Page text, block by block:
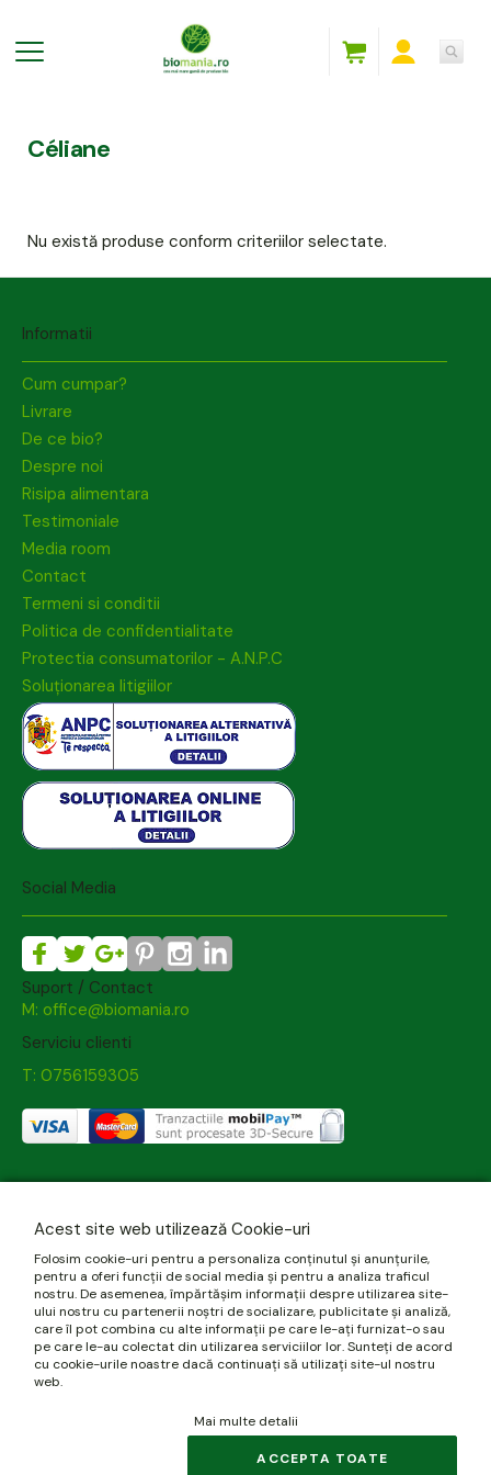
Céliane
Nu există produse conform criteriilor selectate.
Informatii
Cum cumpar?
Livrare
De ce bio?
Despre noi
Risipa alimentara
Testimoniale
Media room
Contact
Termeni si conditii
Politica de confidentialitate
Protectia consumatorilor - A.N.P.C
Soluționarea litigiilor
Social Media
Suport / Contact
M: office@biomania.ro
Serviciu clienti
T: 0756159305
Acest site web utilizează Cookie-uri
Folosim cookie-uri pentru a personaliza conținutul și anunțurile,
pentru a oferi funcții de social media și pentru a analiza traficul
nostru. De asemenea, împărtășim informații despre utilizarea site-
ului nostru cu partenerii noștri de socializare, publicitate și analiză,
care îl pot combina cu alte informații pe care le-ați furnizat-o sau
pe care le-au colectat din utilizarea serviciilor lor. Sunteți de acord
cu cookie-urile noastre dacă continuați să utilizați site-ul nostru
web.
Mai multe detalii
ACCEPTA TOATE